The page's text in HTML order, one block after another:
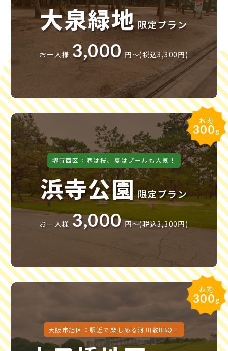
大泉緑地限定プラン
お一人様 3,000 円〜(税込3,300円)
お肉
300g
堺市西区：春は桜、夏はプールも人気！
浜寺公園限定プラン
お一人様 3,000 円〜(税込3,300円)
お肉
300g
大阪市旭区：駅近で楽しめる河川敷BBQ！